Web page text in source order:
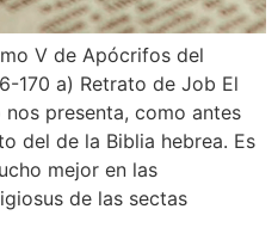
V de Apócrifos del
170 a) Retrato de Job El
presenta, como antes
del de la Biblia hebrea. Es
mejor en las
de las sectas